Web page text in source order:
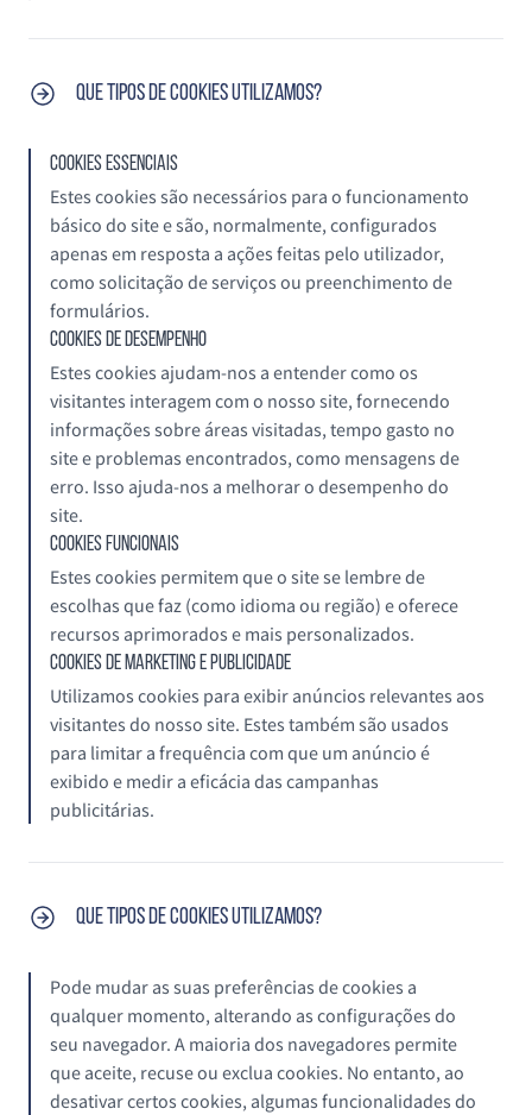
Que tipos de cookies utilizamos?
Cookies Essenciais
Estes cookies são necessários para o funcionamento
básico do site e são, normalmente, configurados
apenas em resposta a ações feitas pelo utilizador,
como solicitação de serviços ou preenchimento de
formulários.
Cookies de Desempenho
Estes cookies ajudam-nos a entender como os
visitantes interagem com o nosso site, fornecendo
informações sobre áreas visitadas, tempo gasto no
site e problemas encontrados, como mensagens de
erro. Isso ajuda-nos a melhorar o desempenho do
site.
Cookies Funcionais
Estes cookies permitem que o site se lembre de
escolhas que faz (como idioma ou região) e oferece
recursos aprimorados e mais personalizados.
Cookies de Marketing e Publicidade
Utilizamos cookies para exibir anúncios relevantes aos
visitantes do nosso site. Estes também são usados
para limitar a frequência com que um anúncio é
exibido e medir a eficácia das campanhas
publicitárias.
Que tipos de cookies utilizamos?
Pode mudar as suas preferências de cookies a
qualquer momento, alterando as configurações do
seu navegador. A maioria dos navegadores permite
que aceite, recuse ou exclua cookies. No entanto, ao
desativar certos cookies, algumas funcionalidades do